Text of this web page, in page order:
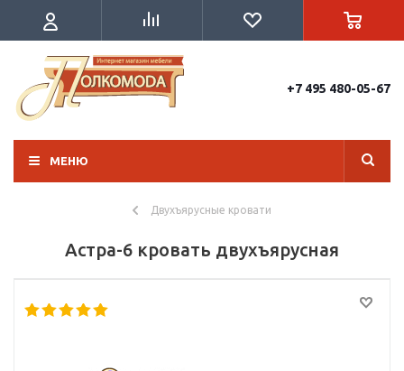
+7 495 480-05-67
МЕНЮ
Двухъярусные кровати
Астра-6 кровать двухъярусная